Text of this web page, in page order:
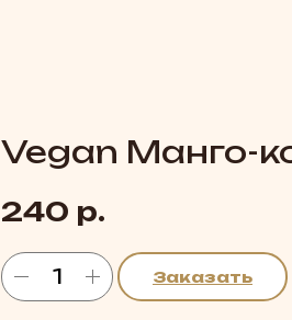
Vegan Манго-
240 р.
Заказать